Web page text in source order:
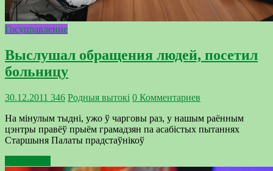
Госуправление
Выслушал обращения людей, посетил
больницу
30.12.2011 346 Родныя вытокi 0 Комментариев
На мінулым тыдні, ужо ў чарговы раз, у нашым раённым
цэнтры правёў прыём грамадзян па асабістых пытаннях
Старшыня Палаты прадстаўнікоў